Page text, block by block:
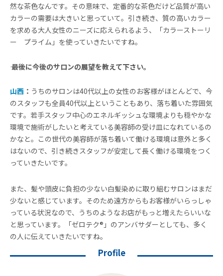
然な茶色なんです。その意味で、定番的な茶色だけど品質が高い
カラーの需要は大きいと思っていて。引き続き、質の高いカラー
を求める大人女性のニーズに応えられるよう、「カラーストーリ
ー プライム」を使っていきたいですね。
―― 最後に今後のサロンの展望を教えて下さい。
山西 ： うちのサロンは40代以上の女性のお客様がほとんどで、今
のスタッフも全員40代以上ということもあり、落ち着いた雰囲気
です。若手スタッフ中心のエネルギッシュな環境よりも穏やかな
環境で施術がしたいと考えている美容師の受け皿になれているの
かなと。この世代の美容師が落ち着いて働ける環境は意外と多く
はないので、引き続きスタッフが安定して長く働ける環境をつく
っていきたいです。
また、髪や頭皮に負担の少ない白髪染めに取り組むサロンはまだ
少ないと感じています。そのため遠方からもお客様がいらっしゃ
っている状況なので、うちのようなお店がもっと増えたらいいな
と思っています。「ゼロテク®」のアンバサダーとしても、多く
の人に伝えていきたいですね。
Profile